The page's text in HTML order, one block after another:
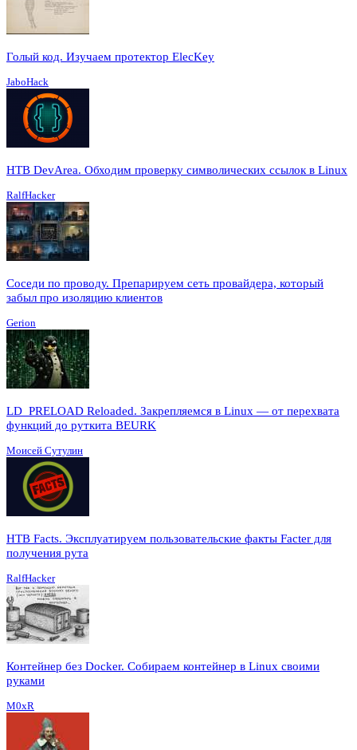
Голый код. Изучаем протектор ElecKey
JaboHack
HTB DevArea. Обходим проверку символических ссылок в Linux
RalfHacker
Соседи по проводу. Препарируем сеть провайдера, который
забыл про изоляцию клиентов
Gerion
LD_PRELOAD Reloaded. Закрепляемся в Linux — от перехвата
функций до руткита BEURK
Моисей Сутулин
HTB Facts. Эксплуатируем пользовательские факты Facter для
получения рута
RalfHacker
Контейнер без Docker. Собираем контейнер в Linux своими
руками
M0xR